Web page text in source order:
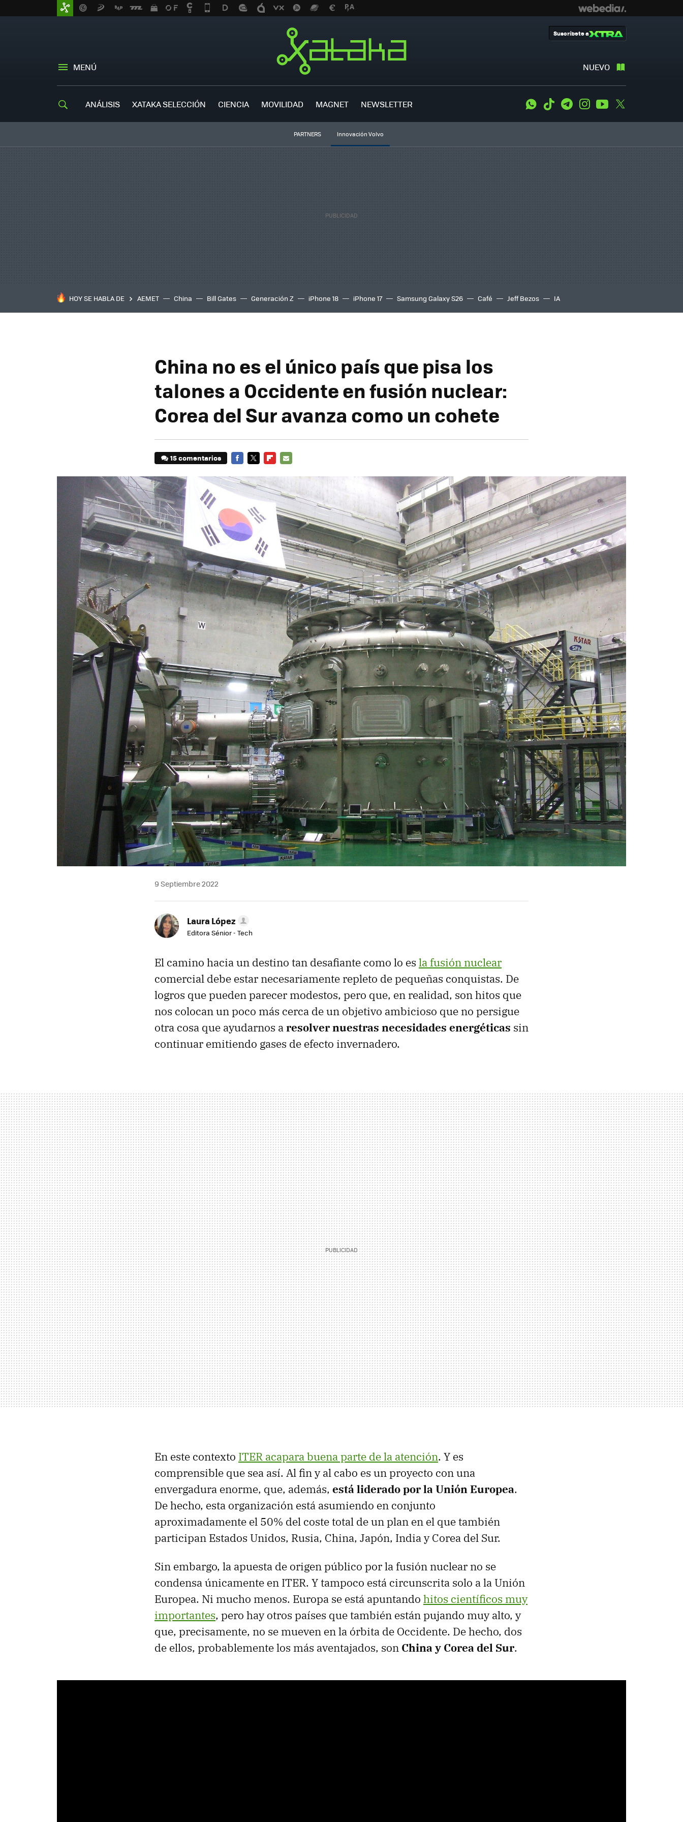
MENÚ NUEVO
Suscríbete a
ANÁLISIS XATAKA SELECCIÓN CIENCIA MOVILIDAD MAGNET NEWSLETTER WhatsApp
Tiktok TelegramInstagramYoutube
PARTNERS Innovación Volvo
HOY SE HABLA DE AEMET China Bill Gates Generación Z iPhone 18 iPhone 17 Samsung Galaxy S26 Café Jeff Bezos IA
China no es el único país que pisa los
talones a Occidente en fusión nuclear:
Corea del Sur avanza como un cohete
15 comentarios
9 Septiembre 2022
Laura López
Editora Sénior - Tech
El camino hacia un destino tan desafiante como lo es la fusión nuclear
comercial debe estar necesariamente repleto de pequeñas conquistas. De
logros que pueden parecer modestos, pero que, en realidad, son hitos que
nos colocan un poco más cerca de un objetivo ambicioso que no persigue
otra cosa que ayudarnos aresolver nuestras necesidades energéticas sin
continuar emitiendo gases de efecto invernadero.
En este contexto ITER acapara buena parte de la atención. Y es
comprensible que sea así. Al fin y al cabo es un proyecto con una
envergadura enorme, que, además, está liderado por la Unión Europea.
De hecho, esta organización está asumiendo en conjunto
aproximadamente el 50% del coste total de un plan en el que también
participan Estados Unidos, Rusia, China, Japón, India y Corea del Sur.
Sin embargo, la apuesta de origen público por la fusión nuclear no se
condensa únicamente en ITER. Y tampoco está circunscrita solo a la Unión
Europea. Ni mucho menos. Europa se está apuntando hitos científicos muy
importantes, pero hay otros países que también están pujando muy alto, y
que, precisamente, no se mueven en la órbita de Occidente. De hecho, dos
de ellos, probablemente los más aventajados, son China y Corea del Sur.